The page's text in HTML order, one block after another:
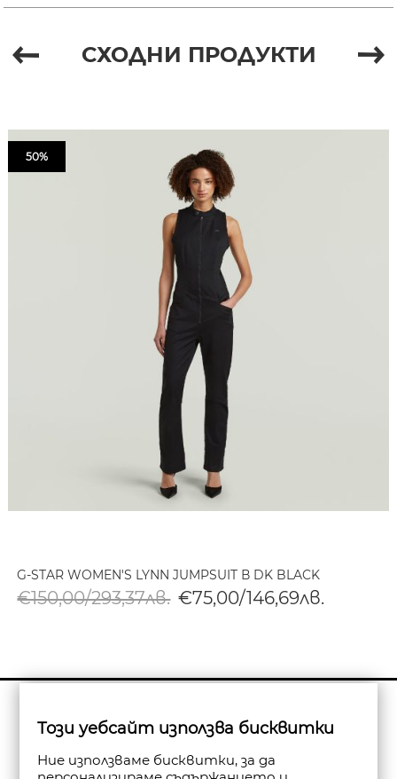
СХОДНИ ПРОДУКТИ
50%
G-STAR WOMEN'S LYNN JUMPSUIT В DK BLACK
€150,00/293,37лв. €75,00/146,69лв.
Абониране
Този уебсайт използва бисквитки
Ние използваме бисквитки, за да